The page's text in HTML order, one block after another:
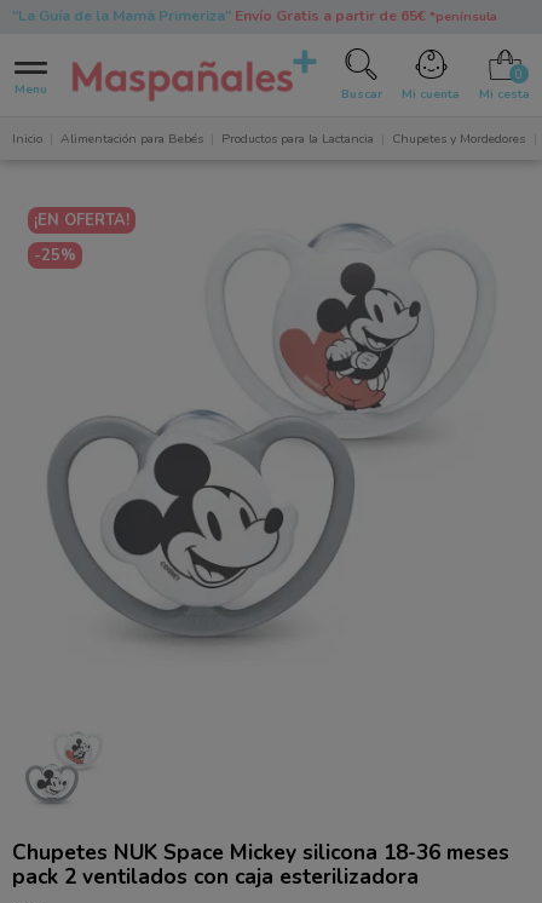
"La Guía de la Mamá Primeriza"Envío Gratis a partir de 65€ *península
Menu Buscar Mi cuenta Mi cesta
Inicio Alimentación para Bebés Productos para la Lactancia Chupetes y Mordedores
¡EN OFERTA!
-25%
Chupetes NUK Space Mickey silicona 18-36 meses
pack 2 ventilados con caja esterilizadora